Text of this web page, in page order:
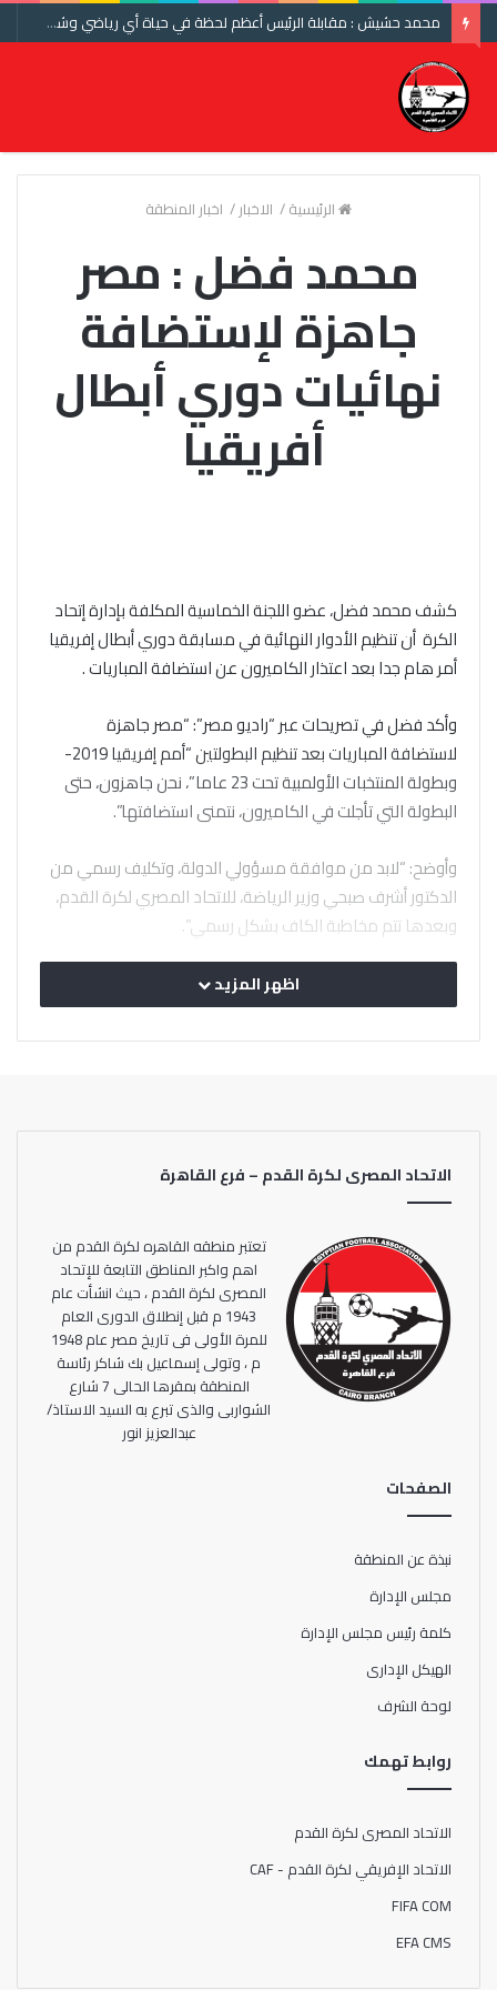
محمد حشيش : مقابلة الرئيس أعظم لحظة في حياة أي رياضي وشكرا اتحاد الكرة ومنتخب مصر
الرئيسية/ الاخبار/ اخبار المنطقة
محمد فضل : مصر
جاهزة لإستضافة
نهائيات دوري أبطال
أفريقيا
كشف محمد فضل، عضو اللجنة الخماسية المكلفة بإدارة إتحاد
الكرة أن تنظيم الأدوار النهائية في مسابقة دوري أبطال إفريقيا
أمر هام جدا بعد اعتذار الكاميرون عن استضافة المباريات .
وأكد فضل في تصريحات عبر “راديو مصر”: “مصر جاهزة
لاستضافة المباريات بعد تنظيم البطولتين “أمم إفريقيا 2019-
وبطولة المنتخبات الأولمبية تحت 23 عاما”، نحن جاهزون، حتى
البطولة التي تأجلت في الكاميرون، نتمنى استضافتها”.
وأوضح: “لابد من موافقة مسؤولي الدولة، وتكليف رسمي من
الدكتور أشرف صبحي وزير الرياضة، للاتحاد المصري لكرة القدم،
وبعدها تتم مخاطبة الكاف بشكل رسمي”.
وتابع: “المغرب حصل على الأدوار النهائية في الكونفدرالية، رغم
وجود فرق مغربية فيها، وتنظيم الأدوار النهائية في دوري
الأبطال مفيد ومهم جدا من الناحية الفنية، خاصة أن لدينا
وأضاف:” لدينا كافة الإمكانيات لتنظيم الأدوار النهائية سواء
مثل الفنادق والملاعب”.
وجاء تصريح محمد فضل بعد ساعات قليلة من إعلان الاتحاد
الكاميروني لكرة القدم، اعتذاره بشكل رسمي عن استضافة
نصف نهائي ونهائي نسخة دوري أبطال إفريقيا لكرة القدم
للموسم الجاري.
اظهر المزيد
الاتحاد المصرى لكرة القدم – فرع القاهرة
تعتبر منطقه القاهره لكرة القدم من
اهم واكبر المناطق التابعة للإتحاد
المصرى لكرة القدم ، حيث انشأت عام
1943 م قبل إنطلاق الدورى العام
للمرة الأولى فى تاريخ مصر عام 1948
م ، وتولى إسماعيل بك شاكر رئاسة
المنطقة بمقرها الحالى 7 شارع
الشواربى والذى تبرع به السيد الاستاذ/
عبدالعزيز انور
الصفحات
نبذة عن المنطقة
مجلس الإدارة
كلمة رئيس مجلس الإدارة
الهيكل الإدارى
لوحة الشرف
روابط تهمك
الاتحاد المصرى لكرة القدم
الاتحاد الإفريقي لكرة القدم - CAF
FIFA COM
EFA CMS